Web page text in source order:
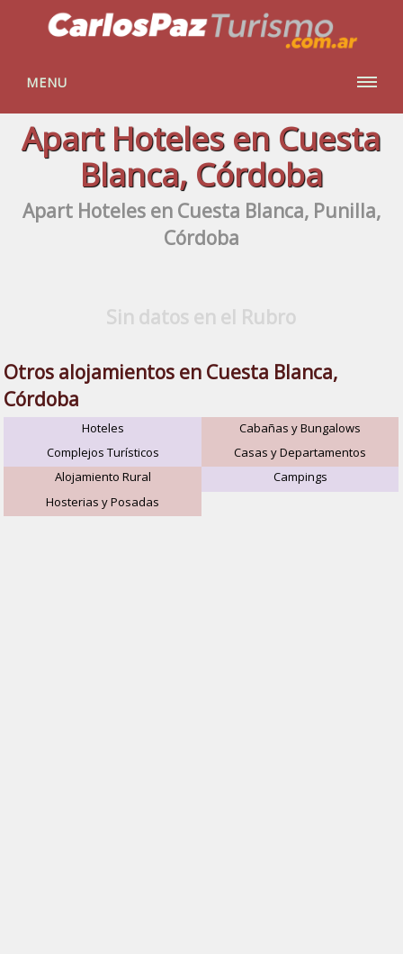
MENU
Apart Hoteles en Cuesta
Blanca, Córdoba
Apart Hoteles en Cuesta Blanca, Punilla,
Córdoba
Sin datos en el Rubro
Otros alojamientos en Cuesta Blanca,
Córdoba
Hoteles
Cabañas y Bungalows
Complejos Turísticos
Casas y Departamentos
Alojamiento Rural
Campings
Hosterias y Posadas